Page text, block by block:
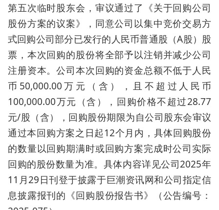
第五次临时股东会，审议通过了《关于回购公司
股份方案的议案》，同意公司以集中竞价交易方
式回购公司部分已发行的人民币普通股（A股）股
票，本次回购的股份将全部予以注销并减少公司
注册资本。公司本次回购的资金总额不低于人民
币50,000.00万元（含），且不超过人民币
100,000.00万元（含），回购价格不超过28.77
元/股（含），回购股份期限为自公司股东会审议
通过本回购方案之日起12个月内，具体回购股份
的数量以回购期满时或回购方案完成时公司实际
回购的股份数量为准。具体内容详见公司2025年
11月29日刊登于披露于巨潮资讯网和公司指定信
息披露报刊的《回购股份报告书》（公告编号：